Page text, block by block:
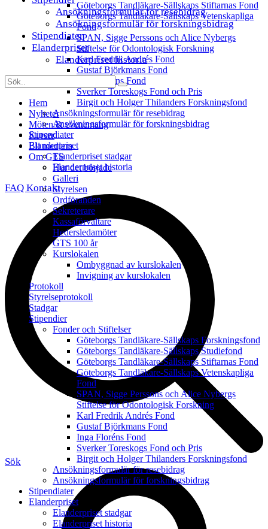
Göteborgs Tandläkare-Sällskaps Stiftarnas Fond
Göteborgs Tandläkare-Sällskaps Vetenskapliga
Fond
SPAN, Sigge Perssons och Alice Nybergs
Stiftelse för Odontologisk Forskning
Karl Fredrik Andrés Fond
Gustaf Björkmans Fond
Inga Floréns Fond
Sverker Toreskogs Fond och Pris
Birgit och Holger Thilanders Forskningsfond
Ansökningsformulär för resebidrag
Ansökningsformulär för forskningsbidrag
Stipendiater
Elanderpriset
Elanderpriset stadgar
Elanderpriset historia
FAQ Kontakt
Sök
Ansökningsformulär för resebidrag
Ansökningsformulär för forskningsbidrag
Stipendiater
Elanderpriset
Elanderpriset historia
Hem
Nyheter
Möten & evenemang
Kurser
Bli medlem
Om GTS
Hur det började
Galleri
Styrelsen
Ordföranden
Sekreterare
Kassaförvaltare
Hedersledamöter
GTS 100 år
Kurslokalen
Ombyggnad av kurslokalen
Invigning av kurslokalen
Protokoll
Styrelseprotokoll
Stadgar
Stipendier
Fonder och Stiftelser
Göteborgs Tandläkare-Sällskaps Forskningsfond
Göteborgs Tandläkare-Sällskaps Studiefond
Göteborgs Tandläkare-Sällskaps Stiftarnas Fond
Göteborgs Tandläkare-Sällskaps Vetenskapliga
Fond
SPAN, Sigge Perssons och Alice Nybergs
Stiftelse för Odontologisk Forskning
Karl Fredrik Andrés Fond
Gustaf Björkmans Fond
Inga Floréns Fond
Sverker Toreskogs Fond och Pris
Birgit och Holger Thilanders Forskningsfond
Ansökningsformulär för resebidrag
Ansökningsformulär för forskningsbidrag
Stipendiater
Elanderpriset
Elanderpriset stadgar
Elanderpriset historia